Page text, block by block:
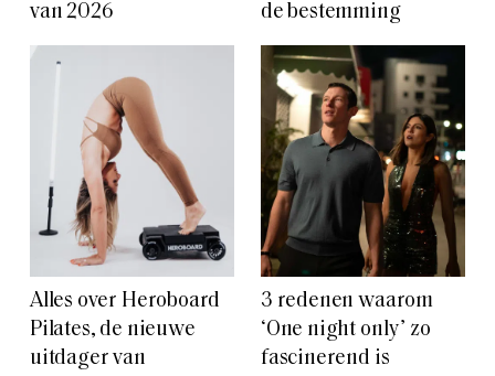
van 2026
de bestemming
Alles over Heroboard
Pilates, de nieuwe
uitdager van
3 redenen waarom
‘One night only’ zo
fascinerend is